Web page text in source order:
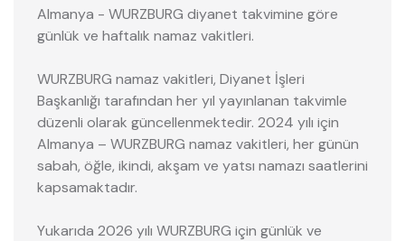
Almanya - WURZBURG diyanet takvimine göre
günlük ve haftalık namaz vakitleri.
WURZBURG namaz vakitleri, Diyanet İşleri
Başkanlığı tarafından her yıl yayınlanan takvimle
düzenli olarak güncellenmektedir. 2024 yılı için
Almanya – WURZBURG namaz vakitleri, her günün
sabah, öğle, ikindi, akşam ve yatsı namazı saatlerini
kapsamaktadır.
Yukarıda 2026 yılı WURZBURG için günlük ve